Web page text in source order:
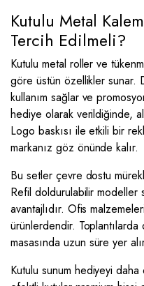
Kutulu Metal
Tercih Edilmeli?
Kutulu metal roller ve
göre üstün özellikler sunar.
kullanım sağlar ve
hediye olarak verildiğinde,
Logo baskısı ile etkili bir
markanız göz önünde kalır.
Bu setler çevre dostu
Refil doldurulabilir modeller
avantajlıdır. Ofis
ürünlerdendir. Toplantılarda
masasında uzun süre yer
Kutulu sunum hediyeyi